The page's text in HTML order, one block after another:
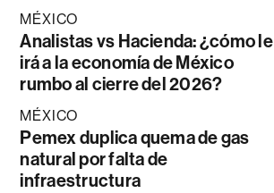
MÉXICO
Analistas vs Hacienda: ¿cómo le
irá a la economía de México
rumbo al cierre del 2026?
MÉXICO
Pemex duplica quema de gas
natural por falta de
infraestructura